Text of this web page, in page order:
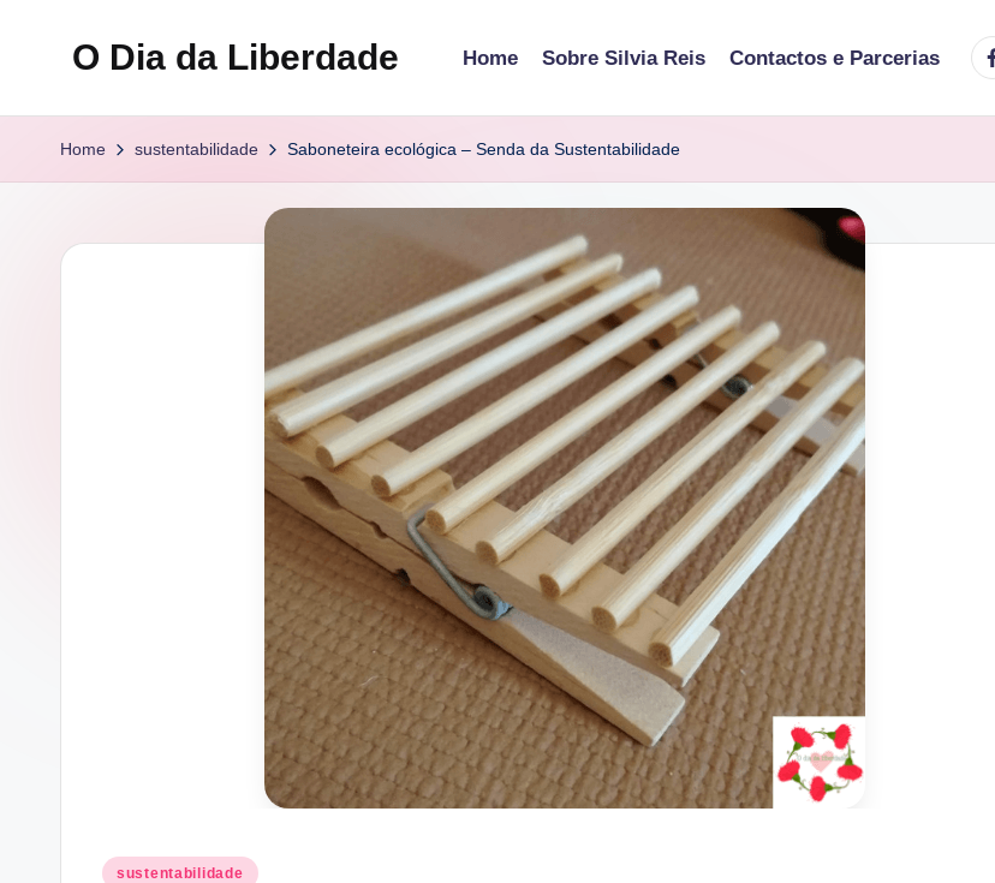
O Dia da Liberdade Home Sobre Silvia Reis Contactos e Parcerias
Home sustentabilidade Saboneteira ecológica – Senda da Sustentabilidade
Posted
sustentabilidade